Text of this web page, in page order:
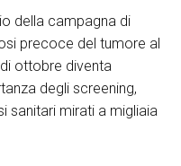
della campagna di
precoce del tumore al
ottobre diventa
degli screening,
sanitari mirati a migliaia